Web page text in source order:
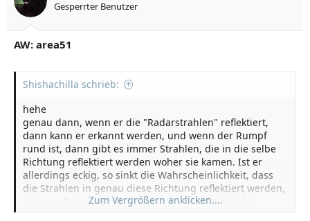
Gesperrter Benutzer
AW: area51
Shishachilla schrieb:
hehe
genau dann, wenn er die "Radarstrahlen" reflektiert,
dann kann er erkannt werden, und wenn der Rumpf
rund ist, dann gibt es immer Strahlen, die in die selbe
Richtung reflektiert werden woher sie kamen. Ist er
allerdings eckig, so sinkt die Wahrscheinlichkeit, dass
die Strahlen in genau diese Richtung reflektiert werden,
also per Radar nicht zu erkennen. Das hat mit der
Zum Vergrößern anklicken....